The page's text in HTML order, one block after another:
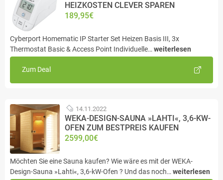
HEIZKOSTEN CLEVER SPAREN
189,95€
Cyberport Homematic IP Starter Set Heizen Basis III, 3x
Thermostat Basic & Access Point Individuelle… weiterlesen
Zum Deal
14.11.2022
WEKA-DESIGN-SAUNA »LAHTI«, 3,6-KW-
OFEN ZUM BESTPREIS KAUFEN
2599,00€
Möchten Sie eine Sauna kaufen? Wie wäre es mit der WEKA-
Design-Sauna »Lahti«, 3,6-kW-Ofen ? Und das noch… weiterlesen